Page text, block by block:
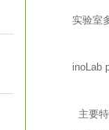
实验室
inoLab
主要